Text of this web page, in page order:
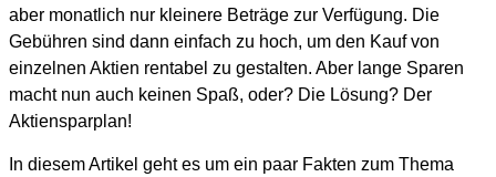
aber monatlich nur kleinere Beträge zur Verfügung. Die
Gebühren sind dann einfach zu hoch, um den Kauf von
einzelnen Aktien rentabel zu gestalten. Aber lange Sparen
macht nun auch keinen Spaß, oder? Die Lösung? Der
Aktiensparplan!
In diesem Artikel geht es um ein paar Fakten zum Thema